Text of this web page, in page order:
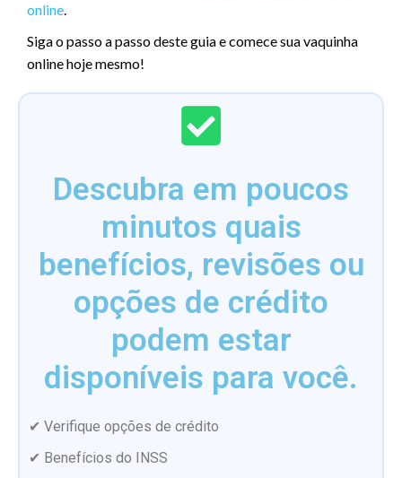
online.
Siga o passo a passo deste guia e comece sua vaquinha
online hoje mesmo!
Descubra em poucos
minutos quais
benefícios, revisões ou
opções de crédito
podem estar
disponíveis para você.
✔ Verifique opções de crédito
✔ Benefícios do INSS